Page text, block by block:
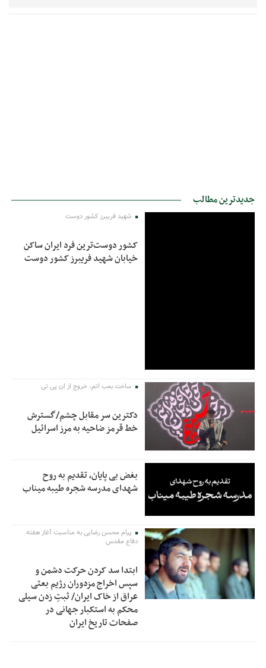
جدیدترین مطالب
شهید فریبرز کشور دوست
کشور دوست‌ترین فرد ایران ساکن
خیابان شهید فریبرز کشور دوست
ساخت بمب اتم، خروج از ان پی تی
دکترین سر مقابل چشم/گسترش
خط قرمز ضاحیه به مرز اسرائیل
بغض بی پایان، تقدیم به روح
شهدای مدرسه شجره طیبه میناب
پیام محسن رضایی به مناسبت آغاز هفته
دفاع مقدس
ابتدا سد کردن حرکت دشمن و
سپس اخراج مزدوران رژیم بعثی
عراق از خاک ایران/ ثبتِ زدن سیلی
محکم به استکبار جهانی در
صفحات تاریخ ایران